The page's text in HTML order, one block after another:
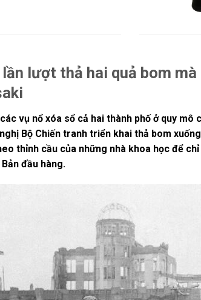
lượt thả hai quả bom
vụ nổ xóa sổ cả hai thành phố ở quy
Bộ Chiến tranh triển khai thả bom
thỉnh cầu của những nhà khoa học để
đầu hàng.